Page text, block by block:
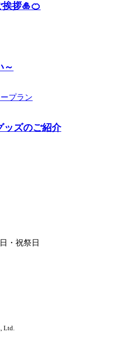
拶🎍🍊
～
プラン
ッズのご紹介
・祝祭日
Ltd.